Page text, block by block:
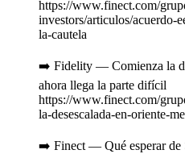
https://www.finect.com/
investors/articulos/acuerdo-
la-cautela
➡️ Fidelity — Comienza la
ahora llega la parte difícil
https://www.finect.com/
la-desescalada-en-oriente-
➡️ Finect — Qué esperar de